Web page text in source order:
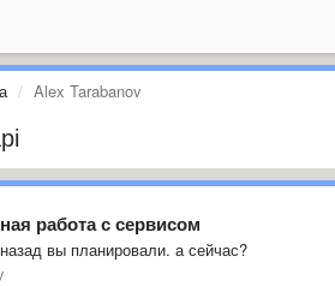
Alex Tarabanov
работа с сервисом
вы планировали. а сейчас?